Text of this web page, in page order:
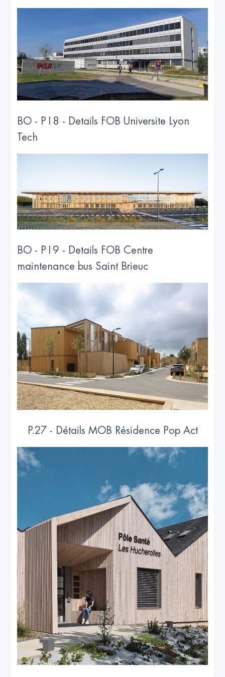
BO - P18 - Details FOB Universite Lyon
Tech
BO - P19 - Details FOB Centre
maintenance bus Saint Brieuc
P.27 - Détails MOB Résidence Pop Act